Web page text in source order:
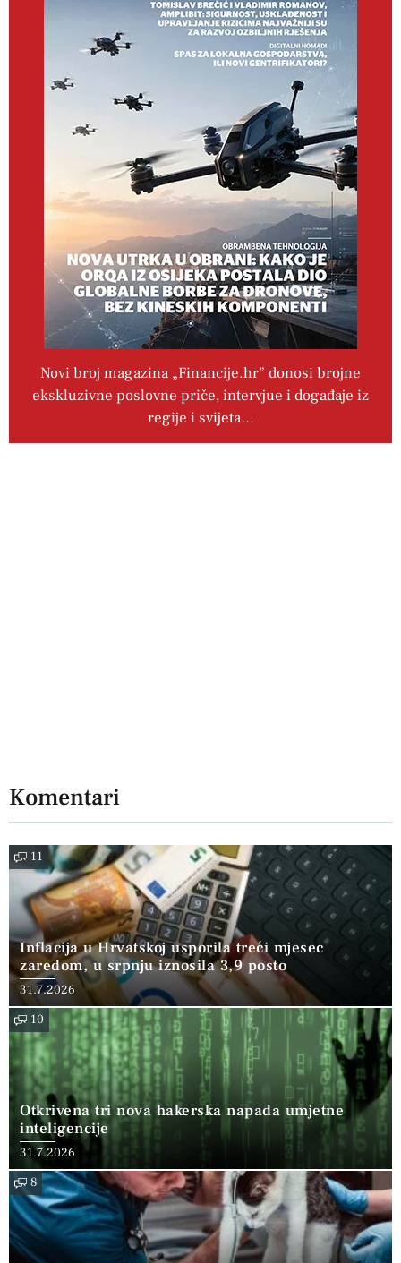
Novi broj magazina „Financije.hr” donosi brojne
ekskluzivne poslovne priče, intervjue i događaje iz
regije i svijeta…
Komentari
11
Inflacija u Hrvatskoj usporila treći mjesec
zaredom, u srpnju iznosila 3,9 posto
31.7.2026
10
Otkrivena tri nova hakerska napada umjetne
inteligencije
31.7.2026
8